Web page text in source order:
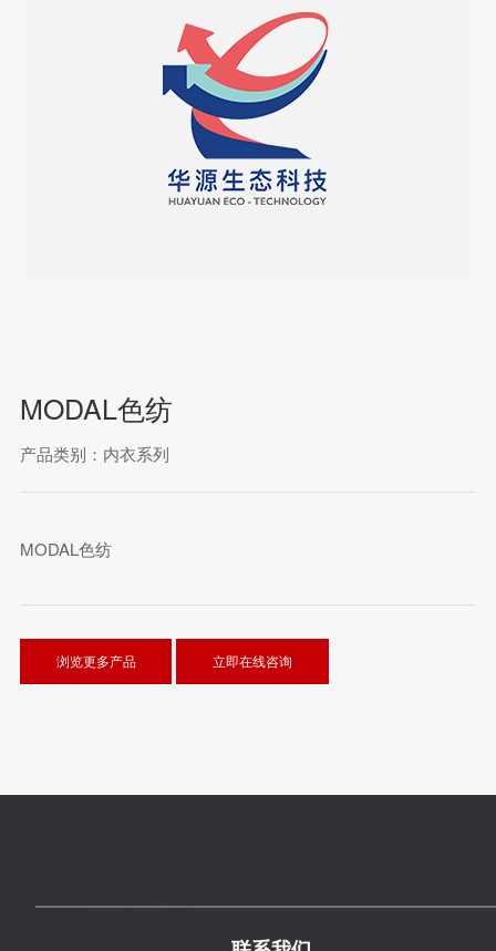
MODAL色纺
产品类别：内衣系列
MODAL色纺
浏览更多产品 立即在线咨询